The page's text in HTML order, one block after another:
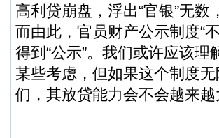
高利贷崩盘，浮出“官银”无
而由此，官员财产公示制度“
得到“公示”。我们或许应该理
某些考虑，但如果这个制度
们，其放贷能力会不会越来越